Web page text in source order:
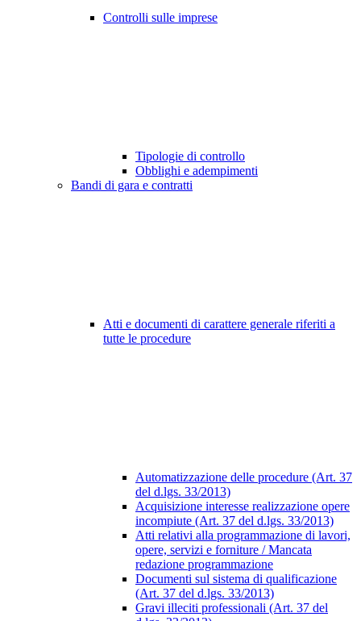
Controlli sulle imprese
Tipologie di controllo
Obblighi e adempimenti
Bandi di gara e contratti
Atti e documenti di carattere generale riferiti a
tutte le procedure
Automatizzazione delle procedure (Art. 37
del d.lgs. 33/2013)
Acquisizione interesse realizzazione opere
incompiute (Art. 37 del d.lgs. 33/2013)
Atti relativi alla programmazione di lavori,
opere, servizi e forniture / Mancata
redazione programmazione
Documenti sul sistema di qualificazione
(Art. 37 del d.lgs. 33/2013)
Gravi illeciti professionali (Art. 37 del